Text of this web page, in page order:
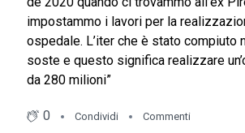
impostammo i lavori per la
ospedale. L’iter che è stato compiuto
soste e questo significa realizzare
da 280 milioni”
0 Condividi Commenti